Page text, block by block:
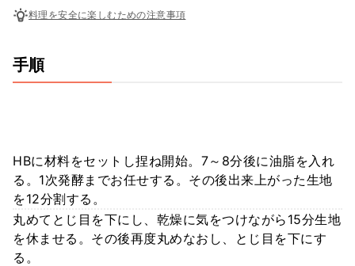
料理を安全に楽しむための注意事項
手順
HBに材料をセットし捏ね開始。7～8分後に油脂を入れ
る。1次発酵までお任せする。その後出来上がった生地
を12分割する。
丸めてとじ目を下にし、乾燥に気をつけながら15分生地
を休ませる。その後再度丸めなおし、とじ目を下にす
る。